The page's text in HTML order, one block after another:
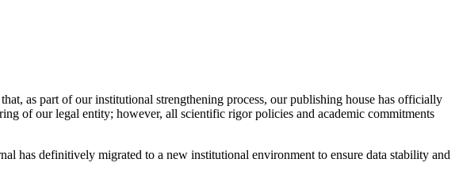
as part of our institutional strengthening process, our publishing house has officially
of our legal entity; however, all scientific rigor policies and academic commitments
has definitively migrated to a new institutional environment to ensure data stability and